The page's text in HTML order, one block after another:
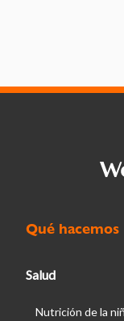
Qué hacemos
Salud
Nutrición de la